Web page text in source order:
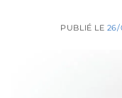
PUBLIÉ LE 26/